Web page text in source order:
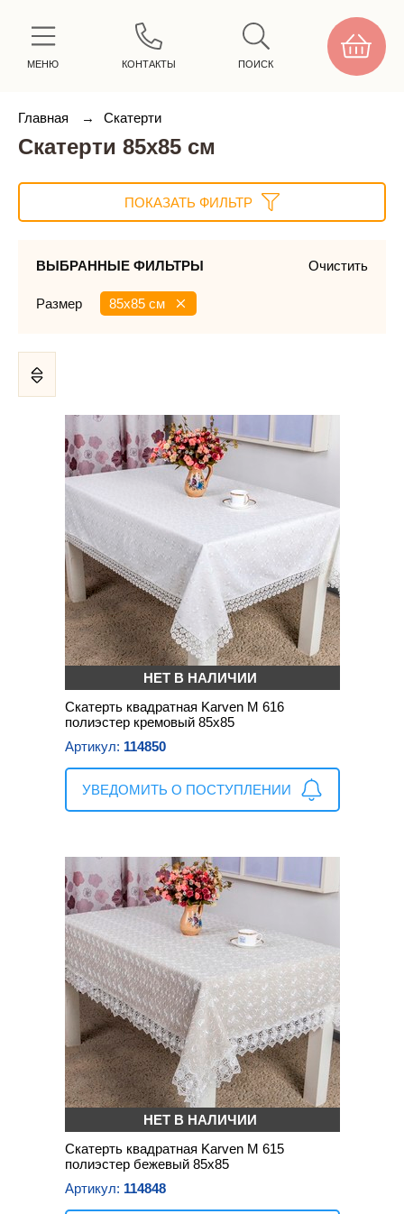
МЕНЮ КОНТАКТЫ ПОИСК
Главная → Скатерти
Скатерти 85х85 см
ПОКАЗАТЬ ФИЛЬТР
ВЫБРАННЫЕ ФИЛЬТРЫ Очистить
Размер 85х85 см
НЕТ В НАЛИЧИИ
Скатерть квадратная Karven M 616
полиэстер кремовый 85х85
Артикул: 114850
УВЕДОМИТЬ О ПОСТУПЛЕНИИ
НЕТ В НАЛИЧИИ
Скатерть квадратная Karven M 615
полиэстер бежевый 85х85
Артикул: 114848